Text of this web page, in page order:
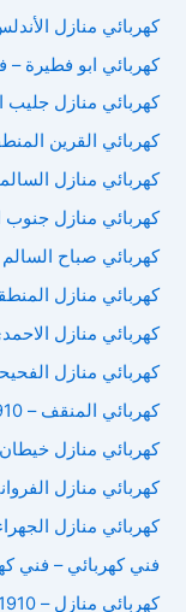
كهربائي منازل الأندلس – 66901910 – فني
كهربائي ابو فطيرة – فني
كهربائي منازل جليب الشيوخ
كهربائي القرين المنطقة
كهربائي منازل السالمية 66901910 فني
كهربائي منازل جنوب السرة 66901910
كهربائي صباح السالم – 66901910 – كهربائي
كهربائي منازل المنطقة العاشرة
كهربائي منازل الاحمدي 66901910 فني
كهربائي منازل الفحيحيل 66901910 فني
كهربائي المنقف – 66901910 – كهربائي منازل – كهربائي الكويت
كهربائي منازل خيطان 66901910 فني
كهربائي منازل الفروانية
كهربائي منازل الجهراء وضواحيها
فني كهربائي – فني
كهربائي منازل – 66901910 – فني كهربائي – كهربائي الكويت